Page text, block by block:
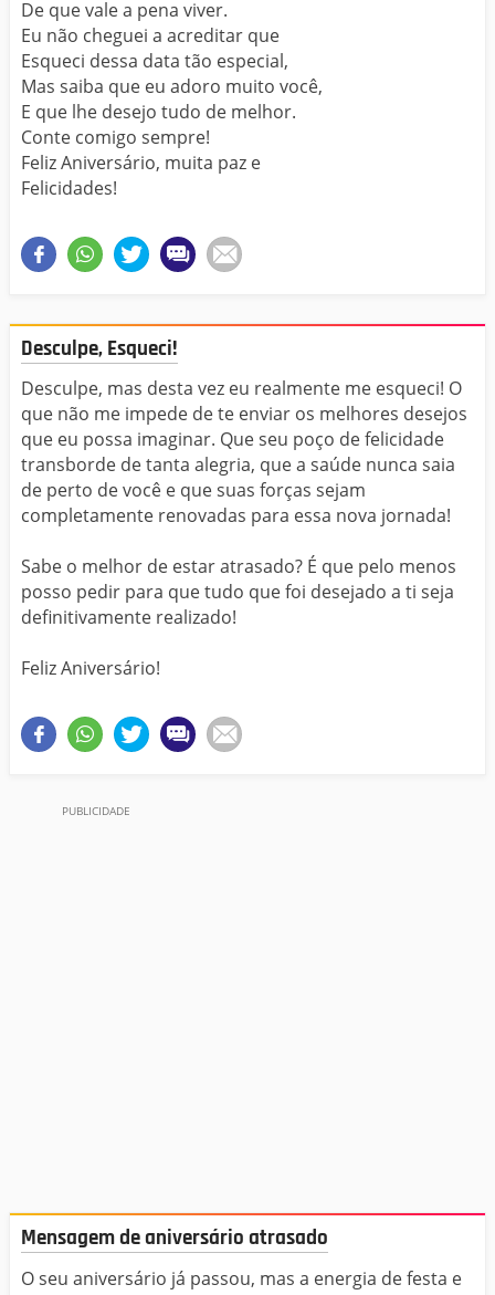
De que vale a pena viver.
Eu não cheguei a acreditar que
Esqueci dessa data tão especial,
Mas saiba que eu adoro muito você,
E que lhe desejo tudo de melhor.
Conte comigo sempre!
Feliz Aniversário, muita paz e
Felicidades!
Desculpe, Esqueci!
Desculpe, mas desta vez eu realmente me esqueci! O
que não me impede de te enviar os melhores desejos
que eu possa imaginar. Que seu poço de felicidade
transborde de tanta alegria, que a saúde nunca saia
de perto de você e que suas forças sejam
completamente renovadas para essa nova jornada!
Sabe o melhor de estar atrasado? É que pelo menos
posso pedir para que tudo que foi desejado a ti seja
definitivamente realizado!
Feliz Aniversário!
Mensagem de aniversário atrasado
O seu aniversário já passou, mas a energia de festa e